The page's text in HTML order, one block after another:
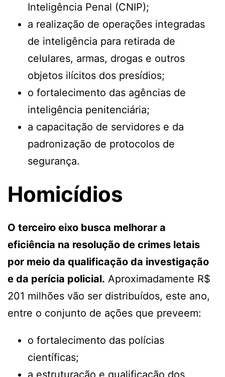
Inteligência Penal (CNIP);
a realização de operações integradas
de inteligência para retirada de
celulares, armas, drogas e outros
objetos ilícitos dos presídios;
o fortalecimento das agências de
inteligência penitenciária;
a capacitação de servidores e da
padronização de protocolos de
segurança.
Homicídios
O terceiro eixo busca melhorar a
eficiência na resolução de crimes letais
por meio da qualificação da investigação
e da perícia policial. Aproximadamente R$
201 milhões vão ser distribuídos, este ano,
entre o conjunto de ações que preveem:
o fortalecimento das polícias
científicas;
a estruturação e qualificação dos